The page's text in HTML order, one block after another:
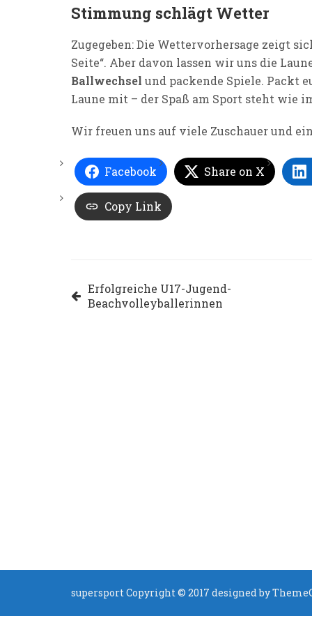
Stimmung schlägt Wetter
Zugegeben: Die Wettervorhersage zeigt
Seite“. Aber davon lassen wir uns die
Ballwechsel und packende Spiele. Packt
Laune mit – der Spaß am Sport steht wie
Wir freuen uns auf viele Zuschauer und
Facebook Share on X
Copy Link
Beitragsnavigation
Erfolgreiche U17-Jugend-
Beachvolleyballerinnen
supersport Copyright © 2017 designed by